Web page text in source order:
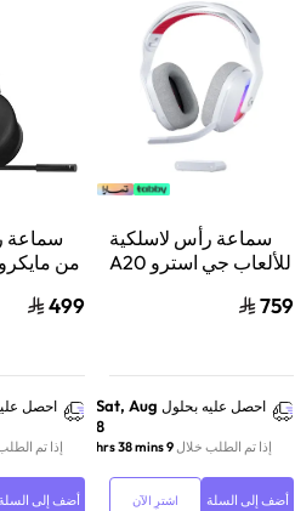
سماعة رأس لاسلكية
للألعاب جي استرو A20
759
احصل عليه بحلول Sat, Aug
8
إذا تم الطلب خلال9 hrs 38 mins
أضف إلى السلة اشترِ الآن
سماعة
من
499
احصل
إذا تم
أضف إلى